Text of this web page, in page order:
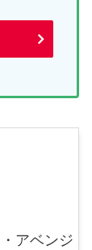
アベンジ